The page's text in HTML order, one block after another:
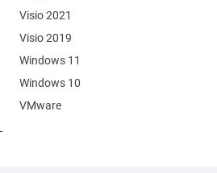
Visio 2021
Visio 2019
Windows 11
Windows 10
VMware